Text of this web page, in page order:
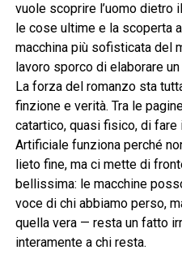
vuole scoprire l’uomo dietro
le cose ultime e la scoperta
macchina più sofisticata del
lavoro sporco di elaborare
La forza del romanzo sta
finzione e verità. Tra le
catartico, quasi fisico, di fare
Artificiale funziona perché
lieto fine, ma ci mette di
bellissima: le macchine
voce di chi abbiamo perso,
quella vera — resta un fatto
interamente a chi resta.